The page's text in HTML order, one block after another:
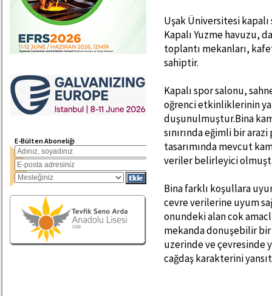
E-Bülten Aboneliği
Uşak Üniversitesi
Kapalı Yuzme havuzu,
toplantı mekanları,
sahiptir.
Kapalı spor salonu,
oğrenci etkinliklerinin
duşunulmuştur.Bina
sınırında eğimli bir
tasarımında mevcut
veriler belirleyici
Bina farklı koşullara
cevre verilerine uyum
onundeki alan cok
mekanda donuşebilir
uzerinde ve çevresinde
cağdaş karakterini